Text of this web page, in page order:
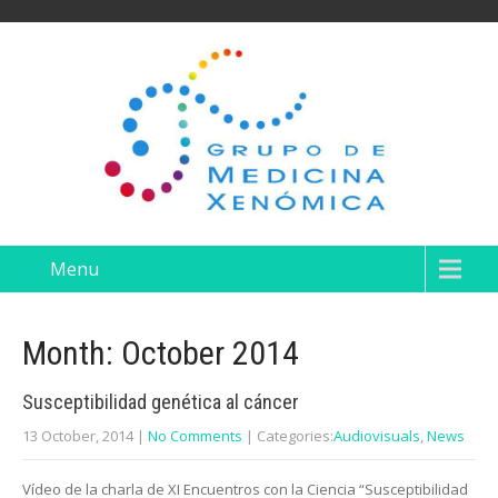
Menu
Month: October 2014
Susceptibilidad genética al cáncer
13 October, 2014 | No Comments | Categories:Audiovisuals,News
Vídeo de la charla de XI Encuentros con la Ciencia “Susceptibilidad